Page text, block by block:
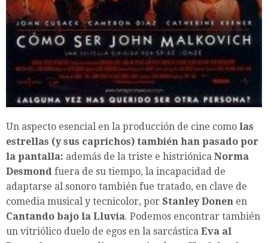
Un aspecto esencial en la producción de cine como las
estrellas (y sus caprichos) también han pasado por
la pantalla: además de la triste e histriónica Norma
Desmond fuera de su tiempo, la incapacidad de
adaptarse al sonoro también fue tratado, en clave de
comedia musical y tecnicolor, por Stanley Donen en
Cantando bajo la Lluvia. Podemos encontrar también
un vitriólico duelo de egos en la sarcástica Eva al